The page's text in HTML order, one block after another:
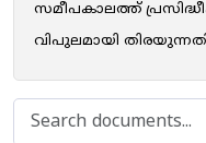
സമീപകാലത്ത്
വിപുലമായി